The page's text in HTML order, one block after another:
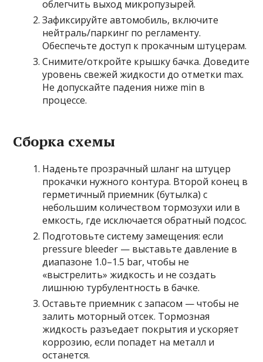
облегчить выход микропузырей.
Зафиксируйте автомобиль, включите
нейтраль/паркинг по регламенту.
Обеспечьте доступ к прокачным штуцерам.
Снимите/откройте крышку бачка. Доведите
уровень свежей жидкости до отметки max.
Не допускайте падения ниже min в
процессе.
Сборка схемы
Наденьте прозрачный шланг на штуцер
прокачки нужного контура. Второй конец в
герметичный приемник (бутылка) с
небольшим количеством тормозухи или в
емкость, где исключается обратный подсос.
Подготовьте систему замещения: если
pressure bleeder — выставьте давление в
диапазоне 1.0–1.5 bar, чтобы не
«выстрелить» жидкость и не создать
лишнюю турбулентность в бачке.
Оставьте приемник с запасом — чтобы не
залить моторный отсек. Тормозная
жидкость разъедает покрытия и ускоряет
коррозию, если попадет на металл и
останется.